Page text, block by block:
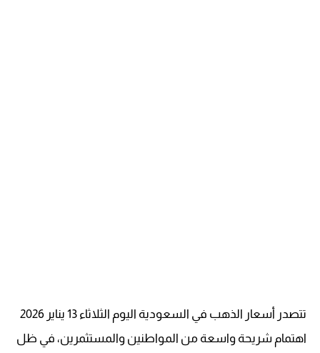
تتصدر أسعار الذهب في السعودية اليوم الثلاثاء 13 يناير 2026
اهتمام شريحة واسعة من المواطنين والمستثمرين، في ظل